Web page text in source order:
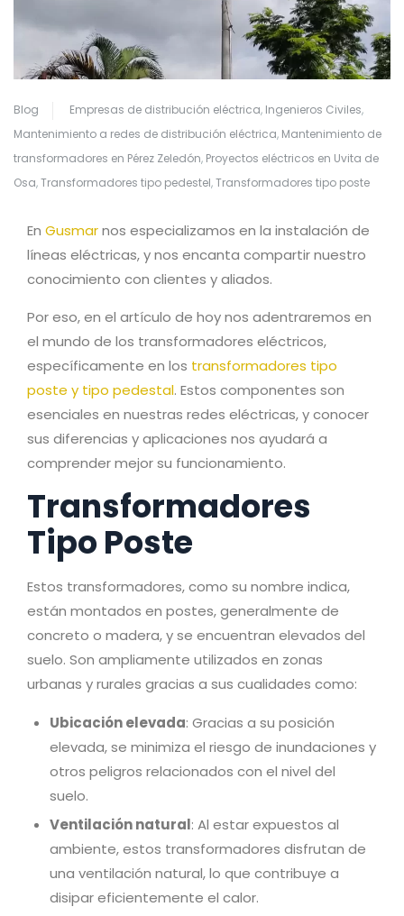
Blog Empresas de distribución eléctrica, Ingenieros Civiles,
Mantenimiento a redes de distribución eléctrica, Mantenimiento de
transformadores en Pérez Zeledón, Proyectos eléctricos en Uvita de
Osa,Transformadores tipo pedestel,Transformadores tipo poste
En Gusmarnos especializamos en la instalación de
líneas eléctricas, y nos encanta compartir nuestro
conocimiento con clientes y aliados.
Por eso, en el artículo de hoy nos adentraremos en
el mundo de los transformadores eléctricos,
específicamente en los transformadores tipo
poste y tipo pedestal. Estos componentes son
esenciales en nuestras redes eléctricas, y conocer
sus diferencias y aplicaciones nos ayudará a
comprender mejor su funcionamiento.
Transformadores
Tipo Poste
Estos transformadores, como su nombre indica,
están montados en postes, generalmente de
concreto o madera, y se encuentran elevados del
suelo. Son ampliamente utilizados en zonas
urbanas y rurales gracias a sus cualidades como:
Ubicación elevada: Gracias a su posición
elevada, se minimiza el riesgo de inundaciones y
otros peligros relacionados con el nivel del
suelo.
Ventilación natural: Al estar expuestos al
ambiente, estos transformadores disfrutan de
una ventilación natural, lo que contribuye a
disipar eficientemente el calor.